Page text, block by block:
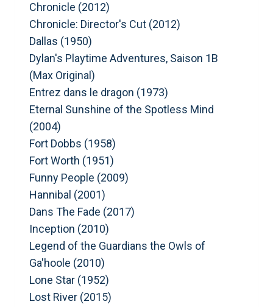
Chronicle (2012)
Chronicle: Director's Cut (2012)
Dallas (1950)
Dylan's Playtime Adventures, Saison 1B
(Max Original)
Entrez dans le dragon (1973)
Eternal Sunshine of the Spotless Mind
(2004)
Fort Dobbs (1958)
Fort Worth (1951)
Funny People (2009)
Hannibal (2001)
Dans The Fade (2017)
Inception (2010)
Legend of the Guardians the Owls of
Ga'hoole (2010)
Lone Star (1952)
Lost River (2015)